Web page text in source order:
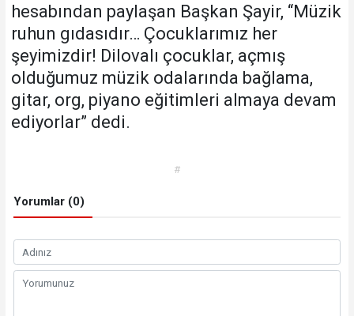
hesabından paylaşan Başkan Şayir, “Müzik
ruhun gıdasıdır… Çocuklarımız her
şeyimizdir! Dilovalı çocuklar, açmış
olduğumuz müzik odalarında bağlama,
gitar, org, piyano eğitimleri almaya devam
ediyorlar” dedi.
#
Yorumlar (0)